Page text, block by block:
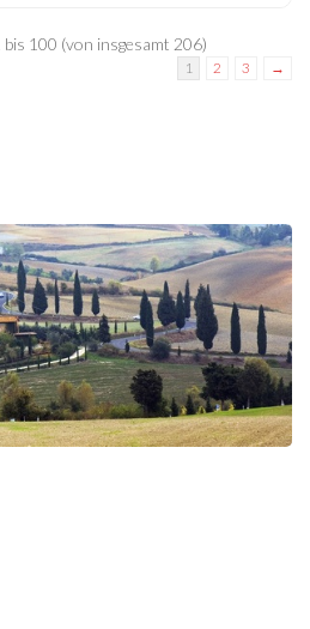
100 (von insgesamt 206)
1 2 3 →